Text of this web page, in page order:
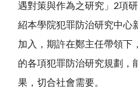
遇對策與作為之研究」2項
紹本學院犯罪防治研究中心
加入，期許在鄭主任帶領下
的各項犯罪防治研究規劃，
果，切合社會需要。